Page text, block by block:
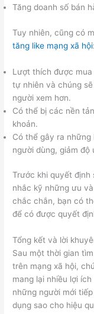
Tăng doanh số bán
Tuy nhiên, cũng có
tăng like mạng xã hội:
Lượt thích được
tự nhiên và chúng
người xem hơn.
Có thể bị các nền
khoản.
Có thể gây ra
người dùng, giảm
Trước khi quyết định
nhắc kỹ những ưu
chắc chắn, bạn có
để có được quyết
Tổng kết và lời
Sau một thời gian
trên mạng xã hội,
mang lại nhiều lợi
những người mới
dụng sao cho hiệu